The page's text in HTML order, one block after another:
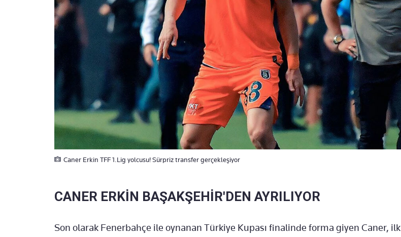
Caner Erkin TFF 1.Lig yolcusu! Sürpriz transfer gerçekleşiyor
CANER ERKİN BAŞAKŞEHİR'DEN AYRILIYOR
Son olarak Fenerbahçe ile oynanan Türkiye Kupası finalinde forma giyen Caner, ilk